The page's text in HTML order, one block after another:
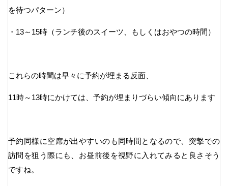
を待つパターン）
・13～15時（ランチ後のスイーツ、もしくはおやつの時間）
これらの時間は早々に予約が埋まる反面、
11時～13時にかけては、予約が埋まりづらい傾向にあります
予約同様に空席が出やすいのも同時間となるので、突撃での
訪問を狙う際にも、お昼前後を視野に入れてみると良さそう
ですね。